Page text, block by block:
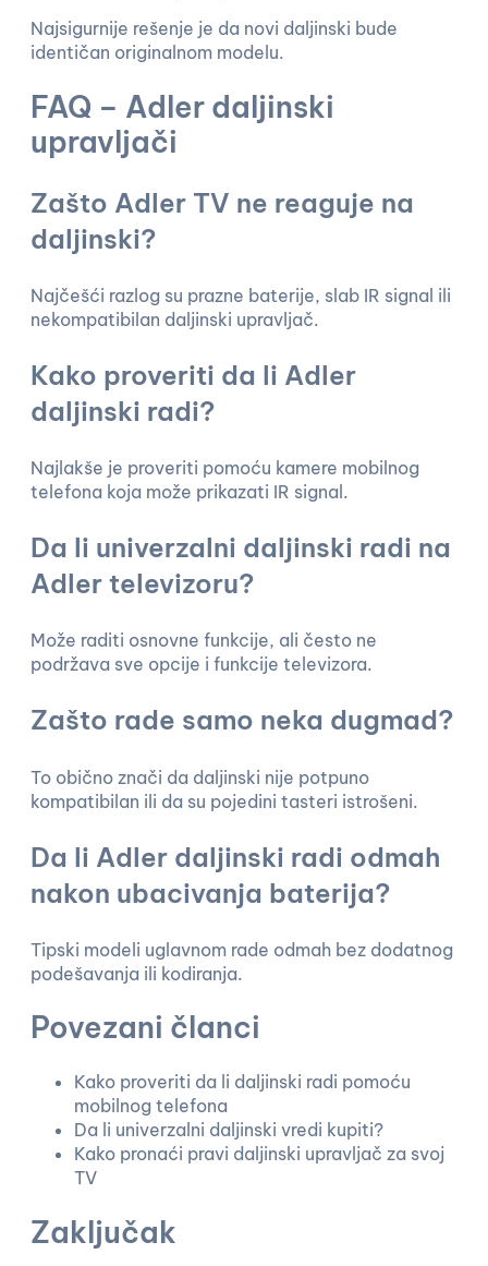
Najsigurnije rešenje je da novi daljinski bude
identičan originalnom modelu.
FAQ – Adler daljinski
upravljači
Zašto Adler TV ne reaguje na
daljinski?
Najčešći razlog su prazne baterije, slab IR signal ili
nekompatibilan daljinski upravljač.
Kako proveriti da li Adler
daljinski radi?
Najlakše je proveriti pomoću kamere mobilnog
telefona koja može prikazati IR signal.
Da li univerzalni daljinski radi na
Adler televizoru?
Može raditi osnovne funkcije, ali često ne
podržava sve opcije i funkcije televizora.
Zašto rade samo neka dugmad?
To obično znači da daljinski nije potpuno
kompatibilan ili da su pojedini tasteri istrošeni.
Da li Adler daljinski radi odmah
nakon ubacivanja baterija?
Tipski modeli uglavnom rade odmah bez dodatnog
podešavanja ili kodiranja.
Povezani članci
Kako proveriti da li daljinski radi pomoću
mobilnog telefona
Da li univerzalni daljinski vredi kupiti?
Kako pronaći pravi daljinski upravljač za svoj
TV
Zaključak